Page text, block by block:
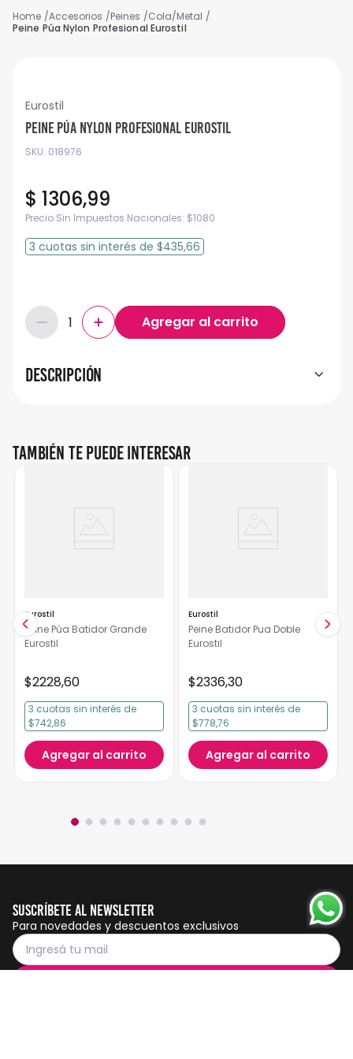
Accesorios Peines
Cola/Metal
Peine Púa Nylon Profesional Eurostil
Eurostil
Peine Púa Nylon Profesional Eurostil
SKU: 018976
$ 1306,99
Precio Sin Impuestos Nacionales: $1080
3 cuotas sin interés de $435,66
Descripción
También te puede interesar
Eurostil
Peine Púa Batidor Grande
Eurostil
$2228,60
3 cuotas sin interés de
$742,86
Agregar al carrito
Eurostil
Peine Batidor Pua Doble
Eurostil
$2336,30
3 cuotas sin interés de
$778,76
Agregar al carrito
Suscríbete al Newsletter
Para novedades y descuentos exclusivos